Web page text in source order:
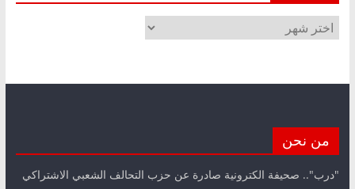
الأرشيف
من نحن
"درب".. صحيفة الكترونية صادرة عن حزب التحالف الشعبي الاشتراكي